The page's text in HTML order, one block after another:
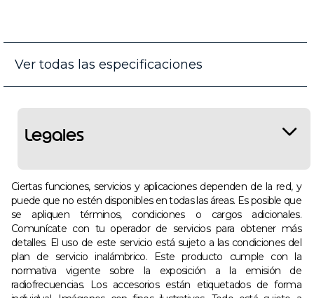
Ver todas las especificaciones
Legales
Ciertas funciones, servicios y aplicaciones dependen de la red, y
puede que no estén disponibles en todas las áreas. Es posible que
se apliquen términos, condiciones o cargos adicionales.
Comunícate con tu operador de servicios para obtener más
detalles. El uso de este servicio está sujeto a las condiciones del
plan de servicio inalámbrico. Este producto cumple con la
normativa vigente sobre la exposición a la emisión de
radiofrecuencias. Los accesorios están etiquetados de forma